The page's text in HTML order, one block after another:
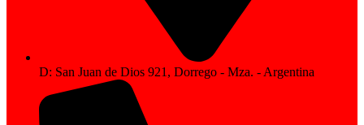
D: San Juan de Dios 921, Dorrego - Mza. - Argentina